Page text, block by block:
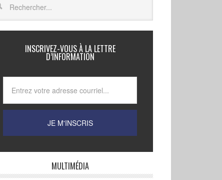
INSCRIVEZ-VOUS À LA LETTRE
D’INFORMATION
MULTIMÉDIA